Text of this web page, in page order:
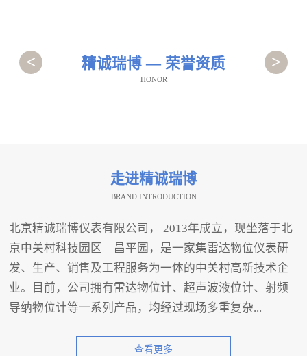
精诚瑞博 — 荣誉资质
HONOR
< >
走进精诚瑞博
BRAND INTRODUCTION
北京精诚瑞博仪表有限公司， 2013年成立，现坐落于北
京中关村科技园区—昌平园，是一家集雷达物位仪表研
发、生产、销售及工程服务为一体的中关村高新技术企
业。目前，公司拥有雷达物位计、超声波液位计、射频
导纳物位计等一系列产品，均经过现场多重复杂...
查看更多